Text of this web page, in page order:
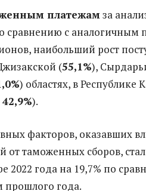
платежамза
сравнению с аналогичным
наибольший рост
(55,1%),
) областях, в Республике
42,9%).
факторов, оказавших
от таможенных сборов,
2022 года на 19,7% по
года.